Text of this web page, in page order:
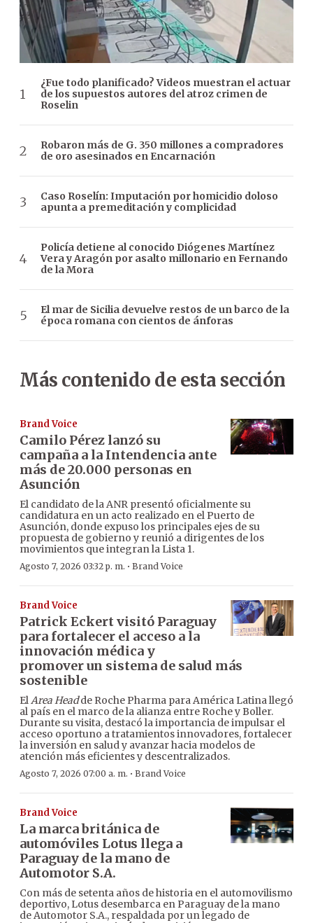
¿Fue todo planificado? Videos muestran el actuar
de los supuestos autores del atroz crimen de
Roselin
Robaron más de G. 350 millones a compradores
de oro asesinados en Encarnación
Caso Roselín: Imputación por homicidio doloso
apunta a premeditación y complicidad
Policía detiene al conocido Diógenes Martínez
Vera y Aragón por asalto millonario en Fernando
de la Mora
El mar de Sicilia devuelve restos de un barco de la
época romana con cientos de ánforas
Más contenido de esta sección
Brand Voice
Camilo Pérez lanzó su
campaña a la Intendencia ante
más de 20.000 personas en
Asunción
El candidato de la ANR presentó oficialmente su
candidatura en un acto realizado en el Puerto de
Asunción, donde expuso los principales ejes de su
propuesta de gobierno y reunió a dirigentes de los
movimientos que integran la Lista 1.
Agosto 7, 2026 03:32 p. m. · Brand Voice
Brand Voice
Patrick Eckert visitó Paraguay
para fortalecer el acceso a la
innovación médica y
promover un sistema de salud más
sostenible
ElArea Headde Roche Pharma para América Latina llegó
al país en el marco de la alianza entre Roche y Boller.
Durante su visita, destacó la importancia de impulsar el
acceso oportuno a tratamientos innovadores, fortalecer
la inversión en salud y avanzar hacia modelos de
atención más eficientes y descentralizados.
Agosto 7, 2026 07:00 a. m. · Brand Voice
Brand Voice
La marca británica de
automóviles Lotus llega a
Paraguay de la mano de
Automotor S.A.
Con más de setenta años de historia en el automovilismo
deportivo, Lotus desembarca en Paraguay de la mano
de Automotor S.A., respaldada por un legado de